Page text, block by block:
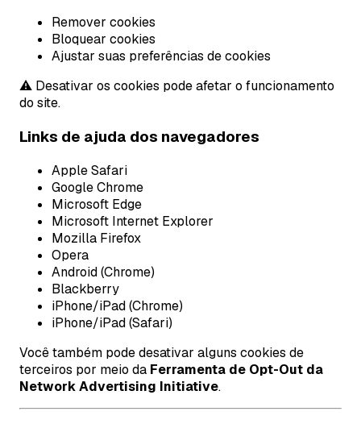
Remover cookies
Bloquear cookies
Ajustar suas preferências de cookies
⚠️ Desativar os cookies pode afetar o funcionamento
do site.
Links de ajuda dos navegadores
Apple Safari
Google Chrome
Microsoft Edge
Microsoft Internet Explorer
Mozilla Firefox
Opera
Android (Chrome)
Blackberry
iPhone/iPad (Chrome)
iPhone/iPad (Safari)
Você também pode desativar alguns cookies de
terceiros por meio da Ferramenta de Opt-Out da
Network Advertising Initiative.